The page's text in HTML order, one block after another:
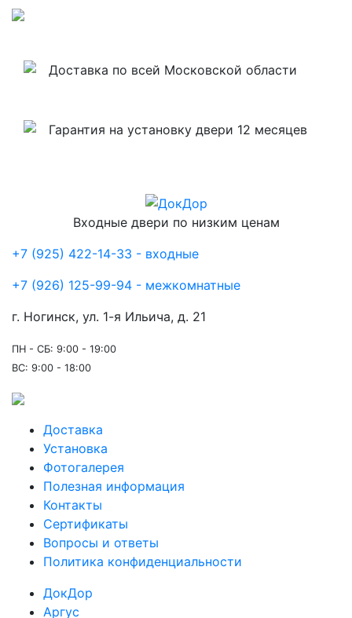
Доставка по всей Московской области
Гарантия на установку двери 12 месяцев
Входные двери по низким ценам
+7 (925) 422-14-33 - входные
+7 (926) 125-99-94 - межкомнатные
г. Ногинск, ул. 1-я Ильича, д. 21
ПН - СБ: 9:00 - 19:00
ВС: 9:00 - 18:00
Доставка
Установка
Фотогалерея
Полезная информация
Контакты
Сертификаты
Вопросы и ответы
Политика конфиденциальности
ДокДор
Аргус